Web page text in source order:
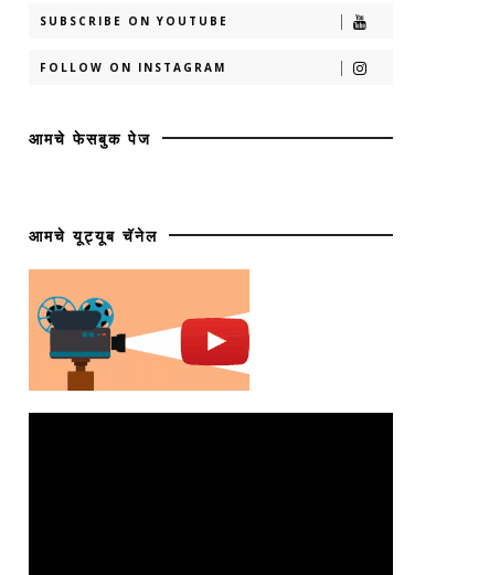
SUBSCRIBE ON YOUTUBE
FOLLOW ON INSTAGRAM
आमचे फेसबुक पेज
आमचे यूट्यूब चॅनेल